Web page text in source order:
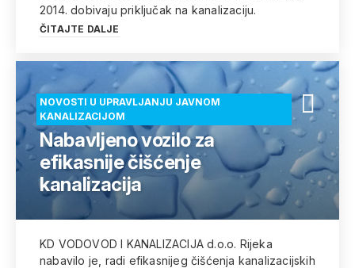
2014. dobivaju priključak na kanalizaciju.
ČITAJTE DALJE
NOVOSTI U UPRAVLJANJU JAVNOM
KANALIZACIJOM
Nabavljeno vozilo za
efikasnije čišćenje
kanalizacija
KD VODOVOD I KANALIZACIJA d.o.o. Rijeka
nabavilo je, radi efikasnijeg čišćenja kanalizacijskih